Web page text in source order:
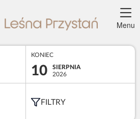
Menu
KONIEC
10
SIERPNIA
2026
FILTRY